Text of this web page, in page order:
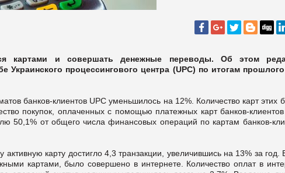
картами и совершать денежные переводы. Об этом
процессингового центра (UPC) по итогам
банков-клиентов UPC уменьшилось на 12%. Количество карт этих
покупок, оплаченных с помощью платежных карт банков-клиентов
50,1% от общего числа финансовых операций по картам банков-
карту достигло 4,3 транзакции, увеличившись на 13% за год.
картами, было совершено в интернете. Количество оплат в